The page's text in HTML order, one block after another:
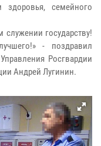
семейного
государству!
- поздравил
Росгвардии
Андрей Лугинин.